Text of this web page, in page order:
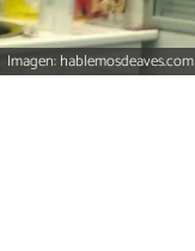
Imagen: hablemosdeaves.com